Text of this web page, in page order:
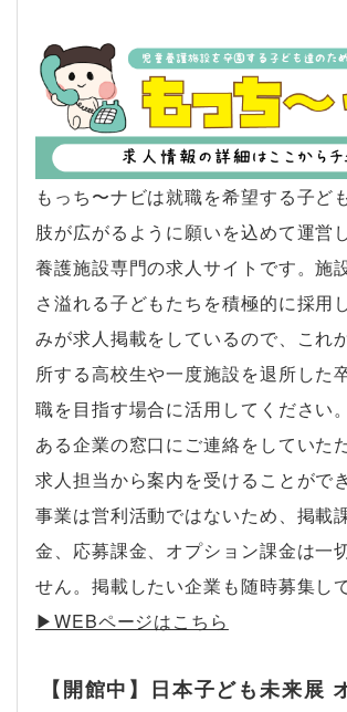
もっち〜ナビは就職を希望する子ど
肢が広がるように願いを込めて運営
養護施設専門の求人サイトです。施
さ溢れる子どもたちを積極的に採用
みが求人掲載をしているので、これ
所する高校生や一度施設を退所した
職を目指す場合に活用してください
ある企業の窓口にご連絡をしていた
求人担当から案内を受けることがで
事業は営利活動ではないため、掲載
金、応募課金、オプション課金は一
せん。掲載したい企業も随時募集し
▶︎WEBページはこちら
【開館中】日本子ども未来展